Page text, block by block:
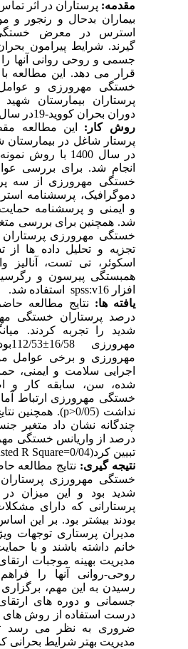
مقدمه:پرستاران در اثر تماس
بیماران بدحال و رنجور و
استرس در معرض خستگی
جسمی و روحی روانی آنها را
قرار می دهد. این مطالعه با
خستگی مهرورزی و عوامل
پرستاران بیمارستان
دوران بحران کووید-19در سال
روش کار:
پرستار شاغل در بیمارستان
در سال 1400 با روش
انجام شد. برای بررسی
خستگی مهرورزی از سه
دموگرافیک، پرسشنامه
و ایمنی و پرسشنامه حمایت
شد. همچنین برای بررسی
خستگی مهرورزی پرستاران
تجزیه و تحلیل داده ها از
اسکوئر، تی تست، آنالیز
همبستگی پیرسون و
افزار spss:v16استفاده شد.
یافته ها:نتایج مطالعه
درصد پرستاران خستگی
شدید را تجربه کردند.
مهرورزی 16/58
±
مهرورزی و برخی عوامل
اجرایی سلامت و ایمنی،
شده، سن، سابقه کار و
خستگی مهرورزی ارتباط
نداشت (p>0/05). همچنین
چندگانه نشان داد متغیر جنس
درصد از واریانس خستگی
تبیین کرد R Square=0/04)
نتیجه گیری:نتایج مطالعه
خستگی مهرورزی پرستاران
شدید بود و این میزان در
پرستارانی که دارای
بودند بیشتر بود. بر این
مدیران پرستاریتوجهات
خانم داشته باشندو با حمایت
مدیریت بهینه موجبات
روحی-روانی آنها را فراهم
رسیدن به این مهم، برگزاری
جسمانی و دوره های
درست استفاده از روش های
ضروری به نظر می رسد تا
مدیریت بهتر شرایط بحرانی